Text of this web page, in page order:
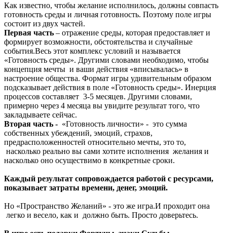
Как известно, чтобы желание исполнилось, должны совпасть
готовность среды и личная готовность. Поэтому поле игры
состоит из двух частей.
Первая часть – отражение среды, которая предоставляет и
формирует возможности, обстоятельства и случайные
события.Весь этот комплекс условий и называется
«Готовность среды». Другими словами необходимо, чтобы
концепция мечты и ваши действия «вписывалась» в
настроение общества. Формат игры удивительным образом
подсказывает действия в поле «Готовность среды». Инерция
процессов составляет 3-5 месяцев. Другими словами,
примерно через 4 месяца вы увидите результат того, что
закладываете сейчас.
Вторая часть - «Готовность личности» - это сумма
собственных убеждений, эмоций, страхов,
предрасположенностей относительно мечты, это то,
насколько реально вы сами хотите исполнения желания и
насколько оно осуществимо в конкретные сроки.
Каждый результат сопровождается работой с ресурсами,
показывает затраты времени, денег, эмоций.
Но «Пространство Желаний» - это же игра.И проходит она
легко и весело, как и должно быть. Просто доверьтесь.